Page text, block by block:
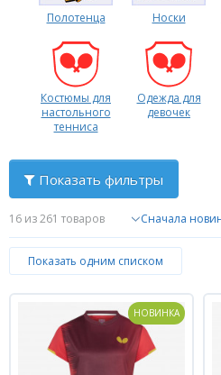
Полотенца Носки
Костюмы для
настольного
тенниса
Одежда для
девочек
Показать фильтры
16 из 261 товаров
Показать одним списком
НОВИНКА